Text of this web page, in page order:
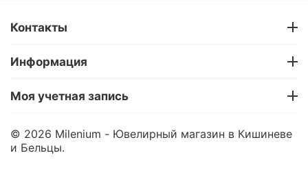
Контакты
Информация
Моя учетная запись
© 2026 Milenium - Ювелирный магазин в Кишиневе
и Бельцы.